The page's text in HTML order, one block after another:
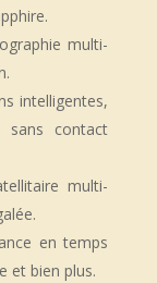
multi-
intelligentes,
sans contact
multi-
en temps
et bien plus.